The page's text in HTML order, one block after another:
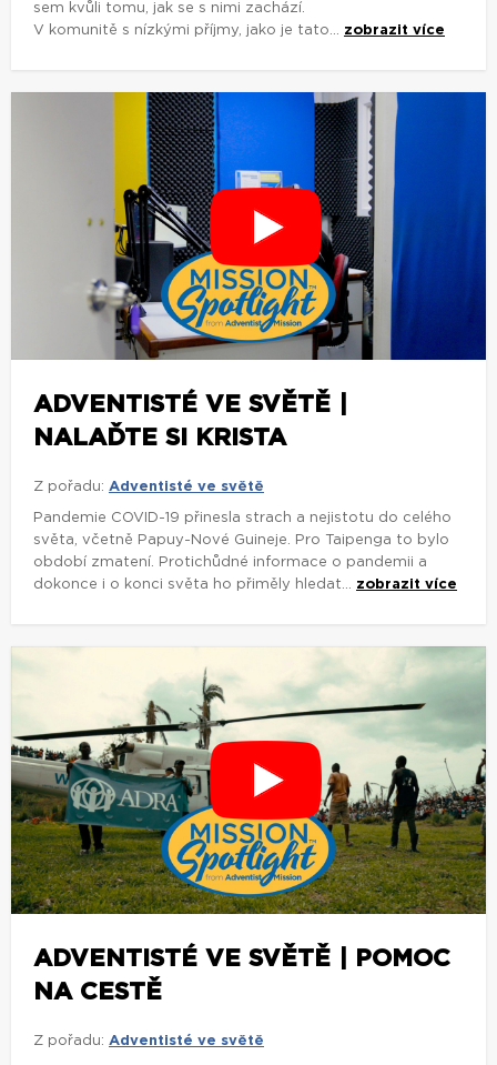
sem kvůli tomu, jak se s nimi zachází.
V komunitě s nízkými příjmy, jako je tato... zobrazit více
ADVENTISTÉ VE SVĚTĚ |
NALAĎTE SI KRISTA
Z pořadu: Adventisté ve světě
Pandemie COVID-19 přinesla strach a nejistotu do celého
světa, včetně Papuy-Nové Guineje. Pro Taipenga to bylo
období zmatení. Protichůdné informace o pandemii a
dokonce i o konci světa ho přiměly hledat... zobrazit více
ADVENTISTÉ VE SVĚTĚ | POMOC
NA CESTĚ
Z pořadu: Adventisté ve světě